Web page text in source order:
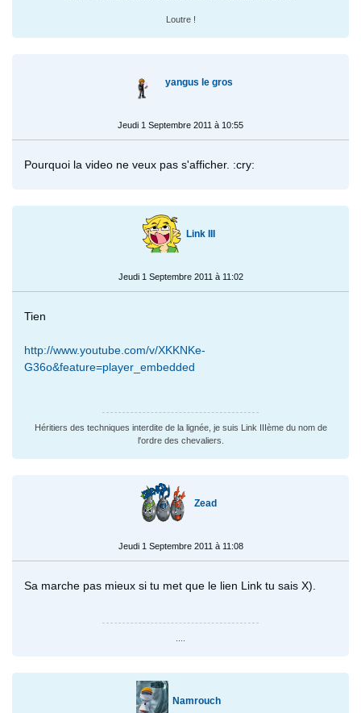
Loutre !
yangus le gros
Jeudi 1 Septembre 2011 à 10:55
Pourquoi la video ne veux pas s'afficher. :cry:
Link III
Jeudi 1 Septembre 2011 à 11:02
Tien
http://www.youtube.com/v/XKKNKe-
G36o&feature=player_embedded
Héritiers des techniques interdite de la lignée, je suis Link IIIème du nom de
l'ordre des chevaliers.
Zead
Jeudi 1 Septembre 2011 à 11:08
Sa marche pas mieux si tu met que le lien Link tu sais X).
Namrouch